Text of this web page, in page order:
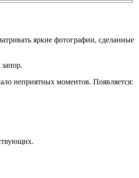
яркие фотографии, сделанные
неприятных моментов. Появляется: